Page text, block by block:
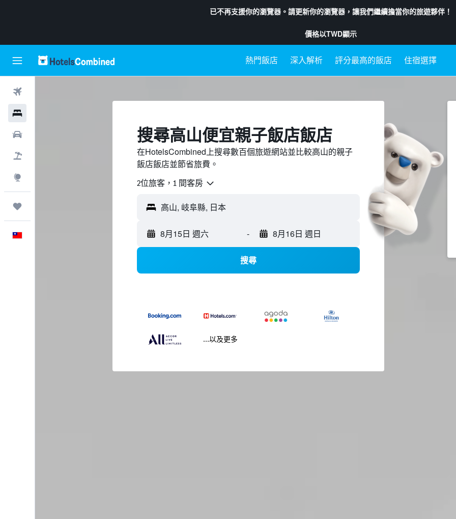
已不再支援你的瀏覽器。請更新你的瀏覽器，讓我們繼續擔當你的旅遊夥伴！
價格以TWD顯示
熱門飯店 深入解析 評分最高的飯店 住宿選擇
搜尋高山​便宜親子飯店飯店
在HotelsCombined上搜尋數百個旅遊網站並比較高山的親子
飯店飯店並節省旅費。
2位旅客，1 間客房
8月15日 週六 - 8月16日 週日
搜尋
...以及更多